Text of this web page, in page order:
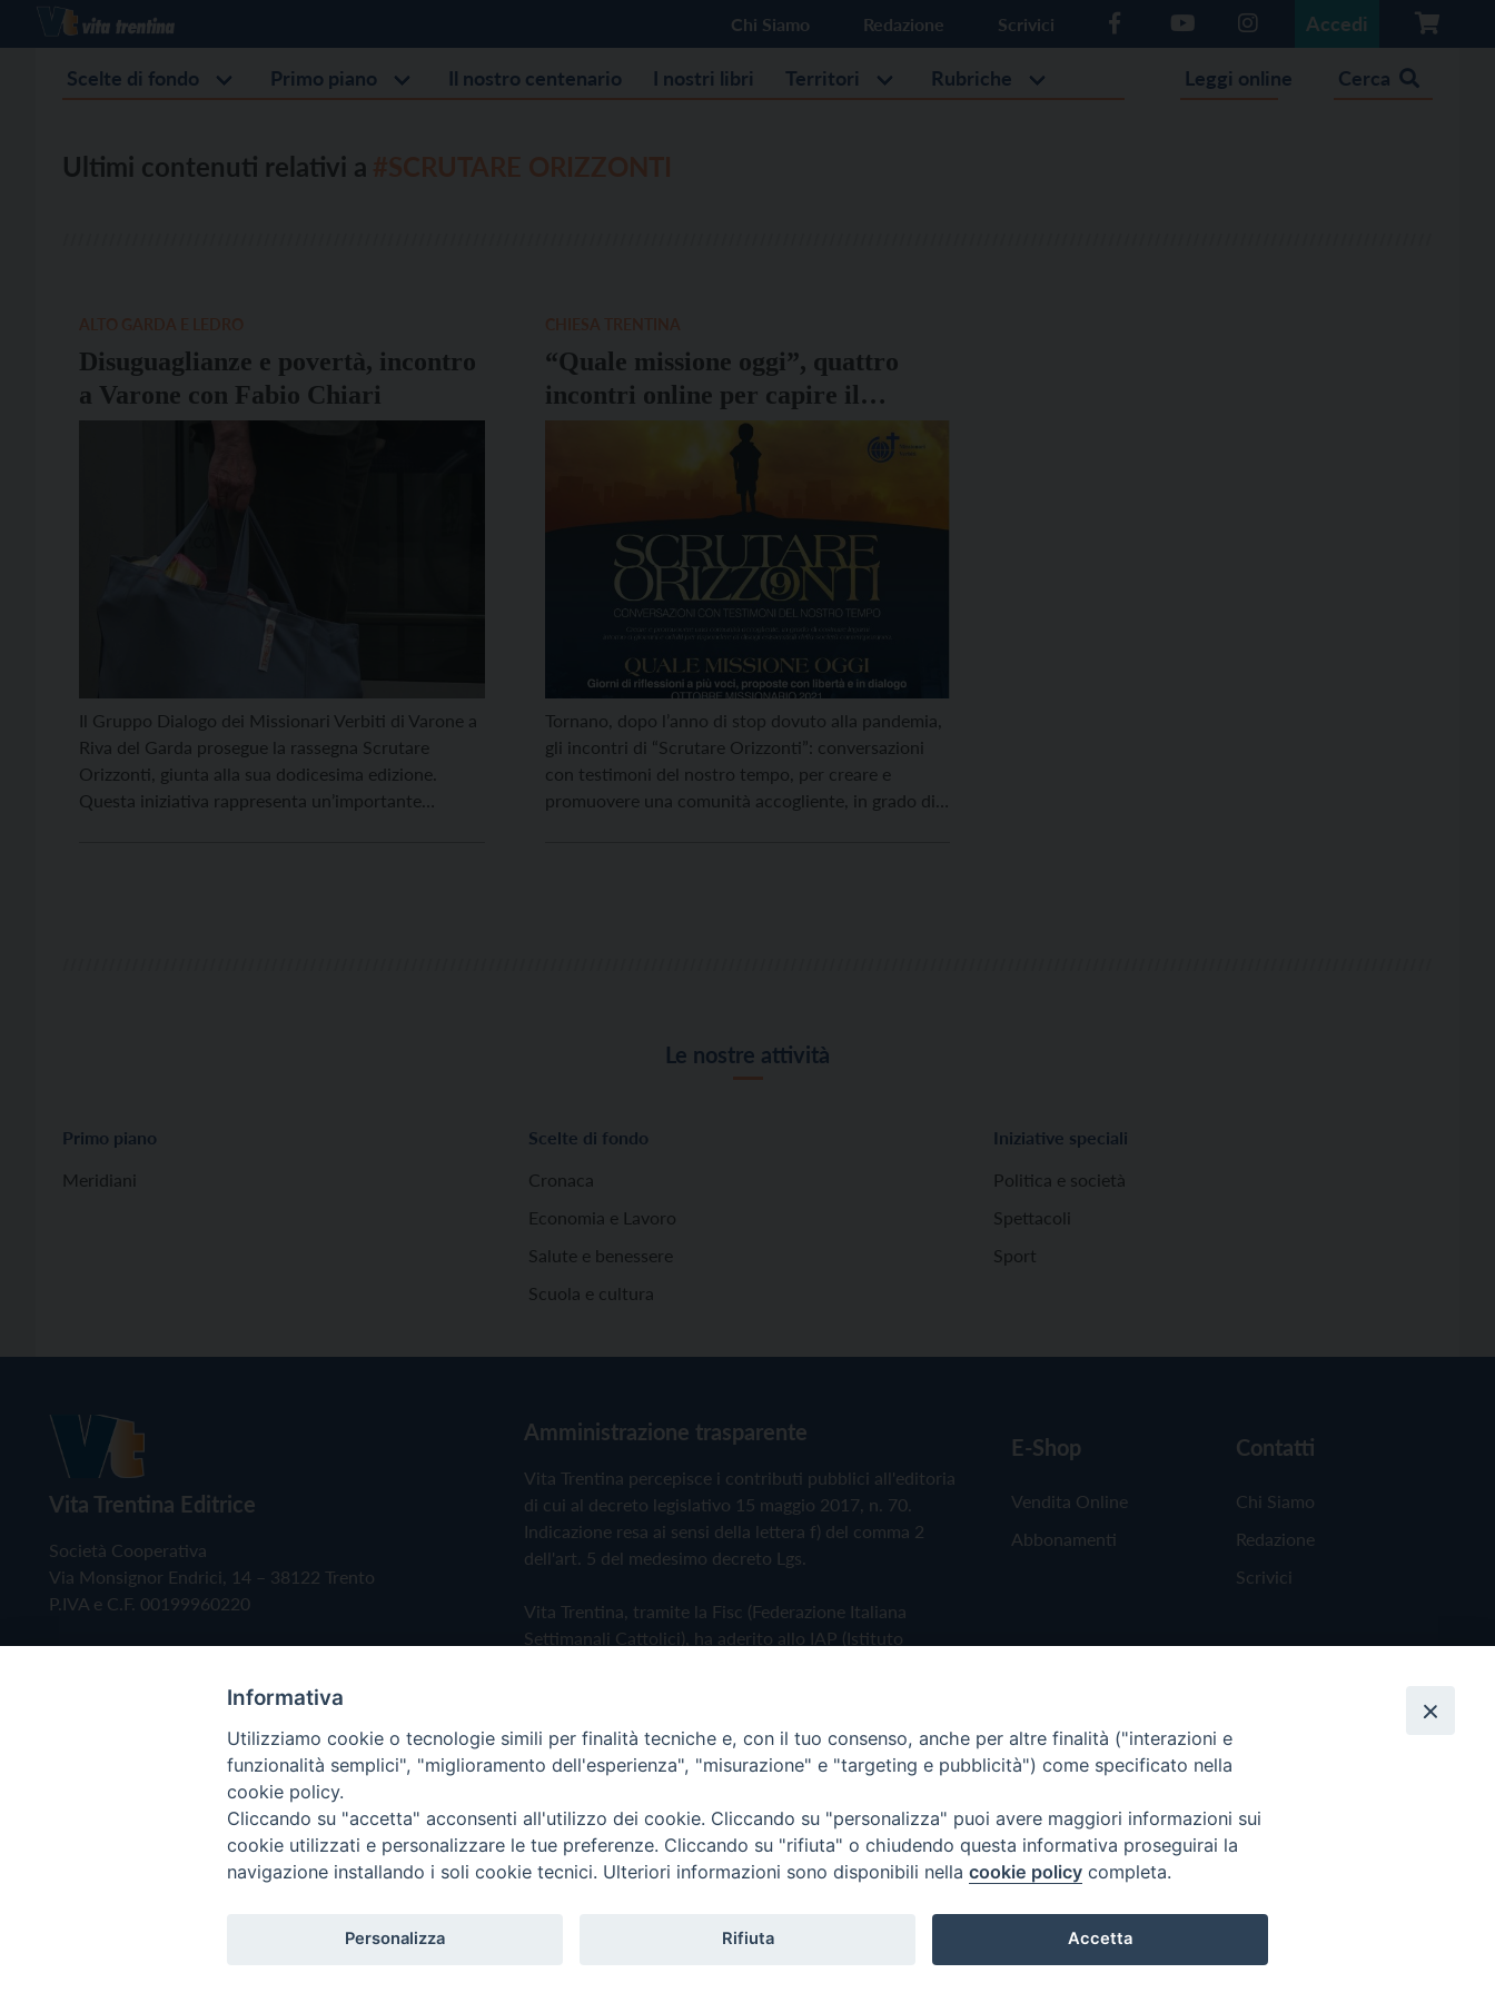
Chi Siamo Redazione Scrivici Accedi
Scelte di fondo Primo piano Il nostro centenario I nostri libri Territori Rubriche Leggi online Cerca
Ultimi contenuti relativi a
Disuguaglianze e povertà, incontro
a Varone con Fabio Chiari
Il Gruppo Dialogo dei Missionari Verbiti di Varone a
Riva del Garda prosegue la rassegna Scrutare
Orizzonti, giunta alla sua dodicesima edizione.
Questa iniziativa rappresenta un’importante
“Quale missione oggi”, quattro
incontri online per capire il
presente
Tornano, dopo l’anno di stop dovuto alla pandemia,
gli incontri di “Scrutare Orizzonti”: conversazioni
con testimoni del nostro tempo, per creare e
promuovere una comunità accogliente, in grado di
Le nostre attività
Primo piano
Meridiani
Scelte di fondo
Cronaca
Economia e Lavoro
Salute e benessere
Scuola e cultura
Iniziative speciali
Politica e società
Spettacoli
Sport
Vita Trentina Editrice
Società Cooperativa
Via Monsignor Endrici, 14 – 38122 Trento
P.IVA e C.F. 00199960220
Amministrazione trasparente
Vita Trentina percepisce i contributi pubblici all'editoria
di cui al decreto legislativo 15 maggio 2017, n. 70.
Indicazione resa ai sensi della lettera f) del comma 2
dell'art. 5 del medesimo decreto Lgs.
Vita Trentina, tramite la Fisc (Federazione Italiana
Settimanali Cattolici), ha aderito allo IAP (Istituto
Privacy Policy Cookie Policy
E-Shop
Vendita Online
Abbonamenti
Contatti
Chi Siamo
Redazione
Scrivici
Copyright © 2019 - Tutti i diritti riservati - Vita Trentina Editrice
Informativa
Utilizziamo cookie o tecnologie simili per finalità tecniche e, con il tuo consenso, anche per altre finalità ("interazioni e
funzionalità semplici", "miglioramento dell'esperienza", "misurazione" e "targeting e pubblicità") come specificato nella
cookie policy.
Cliccando su "accetta" acconsenti all'utilizzo dei cookie. Cliccando su "personalizza" puoi avere maggiori informazioni sui
cookie utilizzati e personalizzare le tue preferenze. Cliccando su "rifiuta" o chiudendo questa informativa proseguirai la
navigazione installando i soli cookie tecnici. Ulteriori informazioni sono disponibili nella cookie policy completa.
Personalizza Rifiuta Accetta